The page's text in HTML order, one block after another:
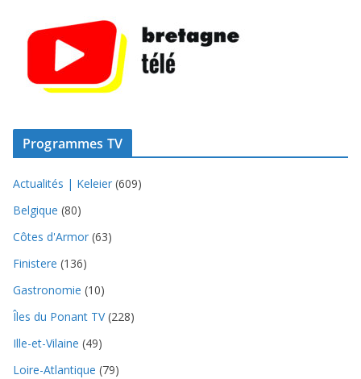
Programmes TV
Actualités | Keleier (609)
Belgique (80)
Côtes d'Armor (63)
Finistere (136)
Gastronomie (10)
Îles du Ponant TV(228)
Ille-et-Vilaine (49)
Loire-Atlantique (79)